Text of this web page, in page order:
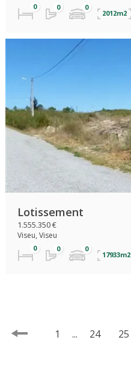
2012m2
Lotissement
1.555.350 €
Viseu, Viseu
17933m2
1 ... 24 25